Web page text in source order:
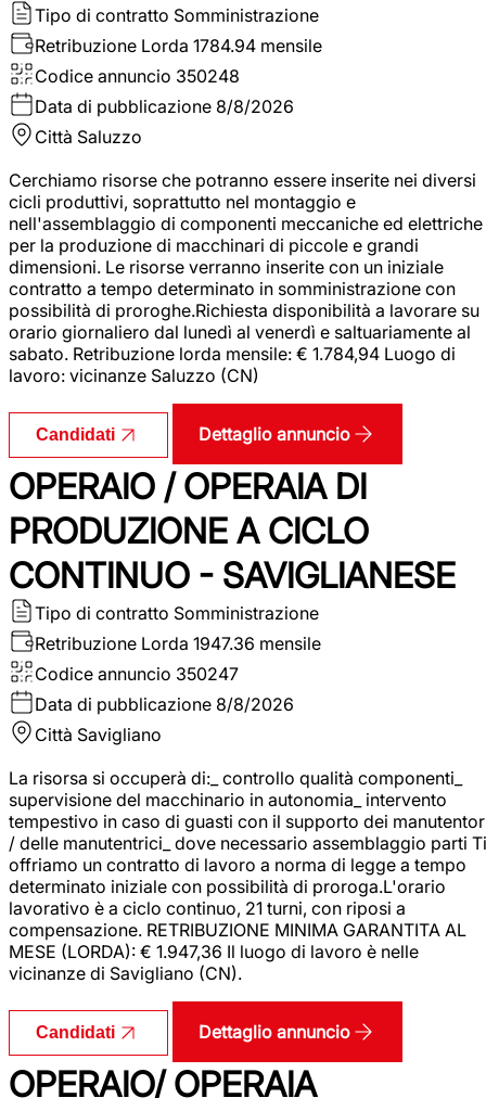
Tipo di contratto Somministrazione
Retribuzione Lorda 1784.94 mensile
Codice annuncio 350248
Data di pubblicazione 8/8/2026
Città Saluzzo
Cerchiamo risorse che potranno essere inserite nei diversi
cicli produttivi, soprattutto nel montaggio e
nell'assemblaggio di componenti meccaniche ed elettriche
per la produzione di macchinari di piccole e grandi
dimensioni. Le risorse verranno inserite con un iniziale
contratto a tempo determinato in somministrazione con
possibilità di proroghe.Richiesta disponibilità a lavorare su
orario giornaliero dal lunedì al venerdì e saltuariamente al
sabato. Retribuzione lorda mensile: € 1.784,94 Luogo di
lavoro: vicinanze Saluzzo (CN)
Candidati Dettaglio annuncio
OPERAIO / OPERAIA DI
PRODUZIONE A CICLO
CONTINUO - SAVIGLIANESE
Tipo di contratto Somministrazione
Retribuzione Lorda 1947.36 mensile
Codice annuncio 350247
Data di pubblicazione 8/8/2026
Città Savigliano
La risorsa si occuperà di:_ controllo qualità componenti_
supervisione del macchinario in autonomia_ intervento
tempestivo in caso di guasti con il supporto dei
/ delle manutentrici_ dove necessario assemblaggio parti Ti
offriamo un contratto di lavoro a norma di legge a tempo
determinato iniziale con possibilità di proroga.L'orario
lavorativo è a ciclo continuo, 21 turni, con riposi a
compensazione. RETRIBUZIONE MINIMA GARANTITA AL
MESE (LORDA): € 1.947,36 Il luogo di lavoro è nelle
vicinanze di Savigliano (CN).
Candidati Dettaglio annuncio
OPERAIO/ OPERAIA